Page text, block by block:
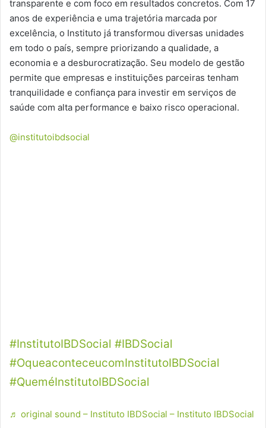
transparente e com foco em resultados concretos. Com 17
anos de experiência e uma trajetória marcada por
excelência, o Instituto já transformou diversas unidades
em todo o país, sempre priorizando a qualidade, a
economia e a desburocratização. Seu modelo de gestão
permite que empresas e instituições parceiras tenham
tranquilidade e confiança para investir em serviços de
saúde com alta performance e baixo risco operacional.
@institutoibdsocial
#InstitutoIBDSocial #IBDSocial
#OqueaconteceucomInstitutoIBDSocial
#QueméInstitutoIBDSocial
♬ original sound – Instituto IBDSocial – Instituto IBDSocial